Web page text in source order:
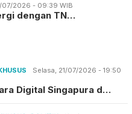
07/2026 - 09:39 WIB
dengan TN…
Selasa, 21/07/2026 - 19:50
Digital Singapura d…